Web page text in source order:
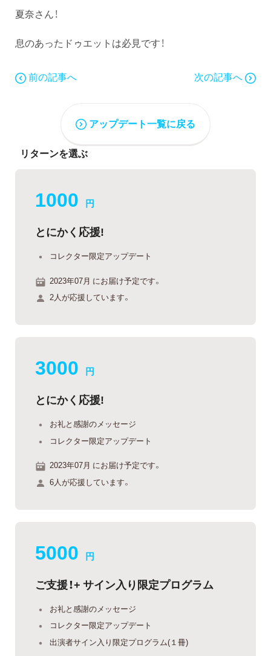
夏奈さん！
息のあったドゥエットは必見です！
前の記事へ 次の記事へ
アップデート一覧に戻る
リターンを選ぶ
1000 円
とにかく応援!
コレクター限定アップデート
2023年07月 にお届け予定です。
2人が応援しています。
3000 円
とにかく応援!
お礼と感謝のメッセージ
コレクター限定アップデート
2023年07月 にお届け予定です。
6人が応援しています。
5000 円
ご支援！+ サイン入り限定プログラム
お礼と感謝のメッセージ
コレクター限定アップデート
出演者サイン入り限定プログラム(１冊)